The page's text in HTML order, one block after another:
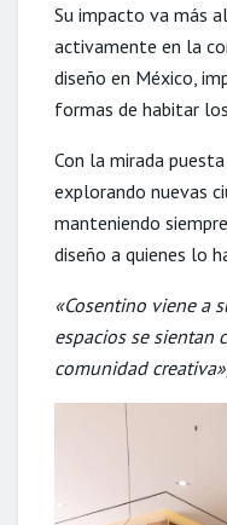
Su impacto va más
activamente en la
diseño en México,
formas de habitar
Con la mirada
explorando nuevas
manteniendo
diseño a quienes lo
«Cosentino viene a
espacios se sientan
comunidad